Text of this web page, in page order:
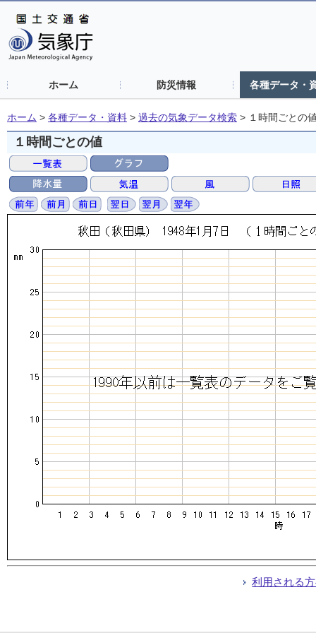
ホーム 防災情報 各種データ・
ホーム > 各種データ・資料 > 過去の気象データ検索 > １時間ごとの
１時間ごとの値
利用される